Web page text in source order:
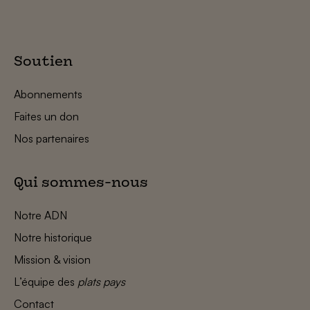
Soutien
Abonnements
Faites un don
Nos partenaires
Qui sommes-nous
Notre ADN
Notre historique
Mission & vision
L’équipe des plats pays
Contact